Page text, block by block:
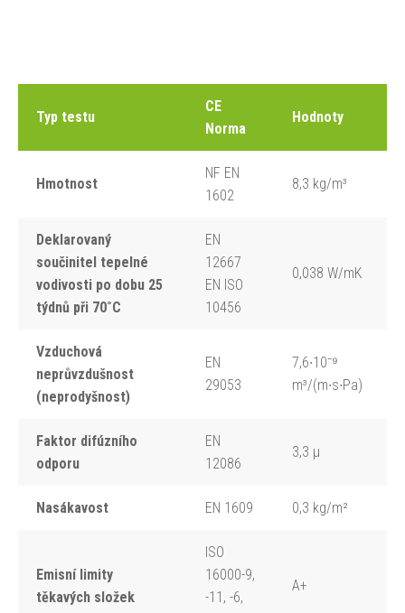
Typ testu
CE
Norma
Hodnoty
Hmotnost
NF EN
1602
8,3 kg/m³
Deklarovaný
součinitel tepelné
vodivosti po dobu 25
týdnů při 70˚C
EN
12667
EN ISO
10456
0,038 W/mK
Vzduchová
neprůvzdušnost
(neprodyšnost)
EN
29053
7,6∙10⁻⁹
m³/(m∙s∙Pa)
Faktor difúzního
odporu
EN
12086
3,3 μ
Nasákavost EN 1609 0,3 kg/m²
Emisní limity
těkavých složek
ISO
16000-9,
-11, -6,
A+